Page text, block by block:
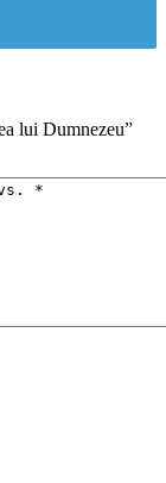
lui Dumnezeu”